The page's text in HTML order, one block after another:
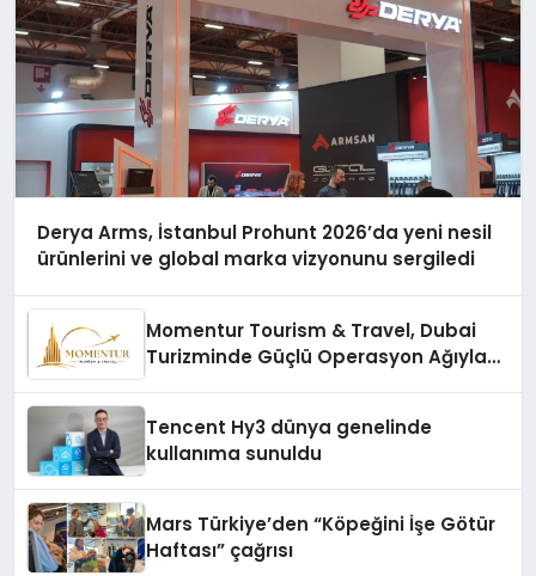
Derya Arms, İstanbul Prohunt 2026’da yeni nesil
ürünlerini ve global marka vizyonunu sergiledi
Momentur Tourism & Travel, Dubai
Turizminde Güçlü Operasyon Ağıyla
Tencent Hy3 dünya genelinde
kullanıma sunuldu
Mars Türkiye’den “Köpeğini İşe Götür
Haftası” çağrısı